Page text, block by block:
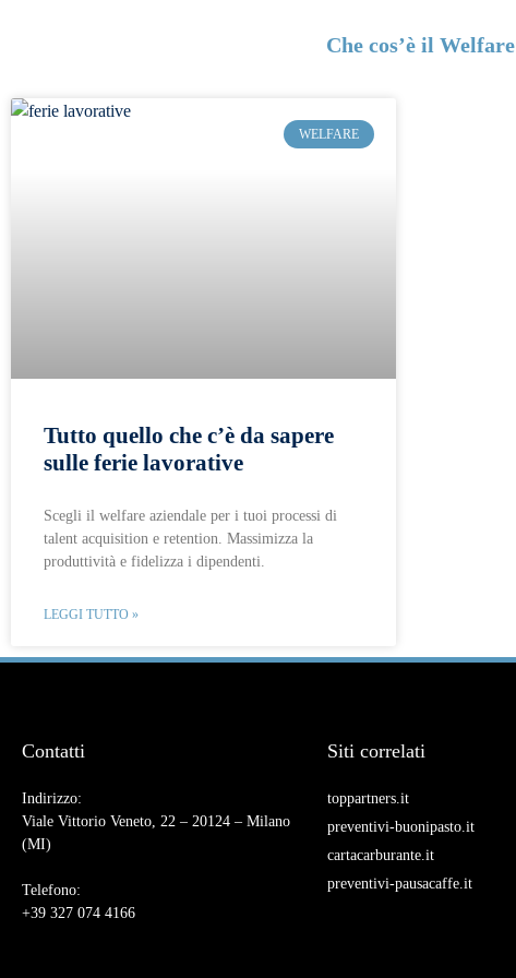
Che cos’è il Welfare
WELFARE
Tutto quello che c’è da sapere
sulle ferie lavorative
Scegli il welfare aziendale per i tuoi processi di
talent acquisition e retention. Massimizza la
produttività e fidelizza i dipendenti.
LEGGI TUTTO »
Contatti
Indirizzo:
Viale Vittorio Veneto, 22 – 20124 – Milano
(MI)
Telefono:
+39 327 074 4166
Siti correlati
toppartners.it
preventivi-buonipasto.it
cartacarburante.it
preventivi-pausacaffe.it